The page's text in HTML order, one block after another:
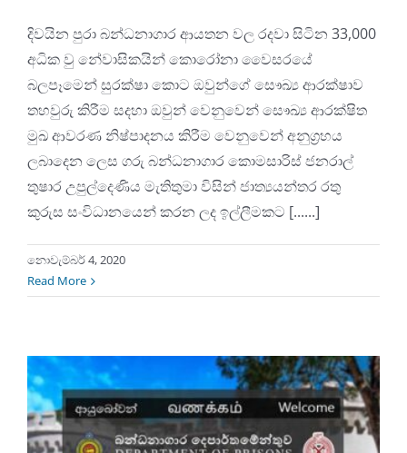
දිවයින පුරා බන්ධනාගාර ආයතන වල රදවා සිටින 33,000
අධික වු නේවාසිකයින් කොරෝනා වෛසරයේ
බලපෑමෙන් සුරක්ෂා කොට ඔවුන්ගේ සෞඛ්‍ය ආරක්ෂාව
තහවුරු කිරීම සදහා ඔවුන් වෙනුවෙන් සෞඛ්‍ය ආරක්ෂිත
මුඛ ආවරණ නිෂ්පාදනය කිරීම වෙනුවෙන් අනුග්‍රහය
ලබාදෙන ලෙස ගරු බන්ධනාගාර කොමසාරිස් ජනරාල්
තුෂාර උපුල්දෙණිය මැතිතුමා විසින් ජාත්‍යයන්තර රතු
කුරුස සංවිධානයෙන් කරන ලද ඉල්ලීමකට [......]
නොවැම්බර් 4, 2020
Read More